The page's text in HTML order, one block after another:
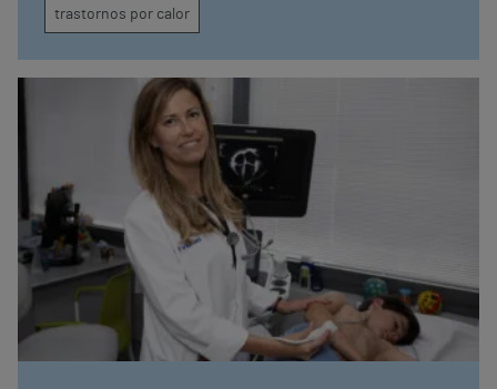
trastornos por calor